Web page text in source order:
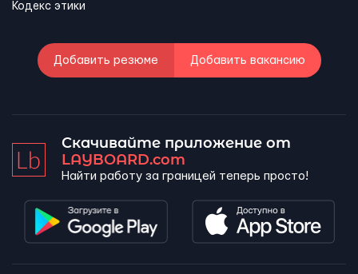
Кодекс этики
Добавить резюме Добавить вакансию
Скачивайте приложение от
LAYBOARD.com
Найти работу за границей теперь просто!